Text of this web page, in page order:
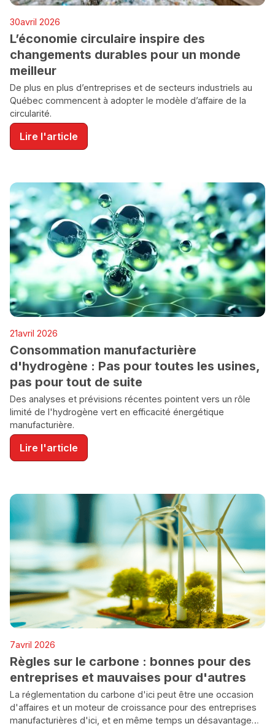
30avril 2026
L’économie circulaire inspire des
changements durables pour un monde
meilleur
De plus en plus d’entreprises et de secteurs industriels au
Québec commencent à adopter le modèle d’affaire de la
circularité.
Lire l'article
ENVIRONNEMENT
21avril 2026
Consommation manufacturière
d'hydrogène : Pas pour toutes les usines,
pas pour tout de suite
Des analyses et prévisions récentes pointent vers un rôle
limité de l'hydrogène vert en efficacité énergétique
manufacturière.
Lire l'article
7avril 2026
Règles sur le carbone : bonnes pour des
entreprises et mauvaises pour d'autres
La réglementation du carbone d'ici peut être une occasion
d'affaires et un moteur de croissance pour des entreprises
manufacturières d'ici, et en même temps un désavantage